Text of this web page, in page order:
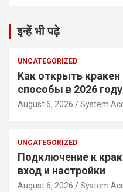
इन्हें भी पढ़े
UNCATEGORIZED
Как открыть
способы в 2026 году
August 6, 2026 System
UNCATEGORIZED
Подключение к
вход и настройки
August 6, 2026 System